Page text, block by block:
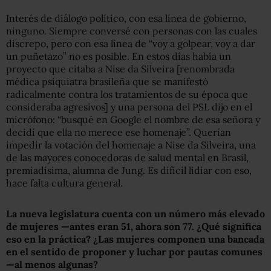
Interés de diálogo político, con esa línea de gobierno,
ninguno. Siempre conversé con personas con las cuales
discrepo, pero con esa línea de “voy a golpear, voy a dar
un puñetazo” no es posible. En estos días había un
proyecto que citaba a Nise da Silveira [renombrada
médica psiquiatra brasileña que se manifestó
radicalmente contra los tratamientos de su época que
consideraba agresivos] y una persona del PSL dijo en el
micrófono: “busqué en Google el nombre de esa señora y
decidí que ella no merece ese homenaje”. Querían
impedir la votación del homenaje a Nise da Silveira, una
de las mayores conocedoras de salud mental en Brasil,
premiadísima, alumna de Jung. Es difícil lidiar con eso,
hace falta cultura general.
La nueva legislatura cuenta con un número más elevado
de mujeres —antes eran 51, ahora son 77. ¿Qué significa
eso en la práctica? ¿Las mujeres componen una bancada
en el sentido de proponer y luchar por pautas comunes
—al menos algunas?